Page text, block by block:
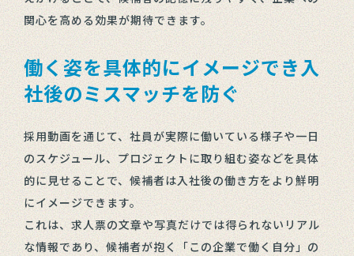
関心を高める効果が期待できます。
働く姿を具体的にイメージでき入
社後のミスマッチを防ぐ
採用動画を通じて、社員が実際に働いている様子や一日
のスケジュール、プロジェクトに取り組む姿などを具体
的に見せることで、候補者は入社後の働き方をより鮮明
にイメージできます。
これは、求人票の文章や写真だけでは得られないリアル
な情報であり、候補者が抱く「この企業で働く自分」の